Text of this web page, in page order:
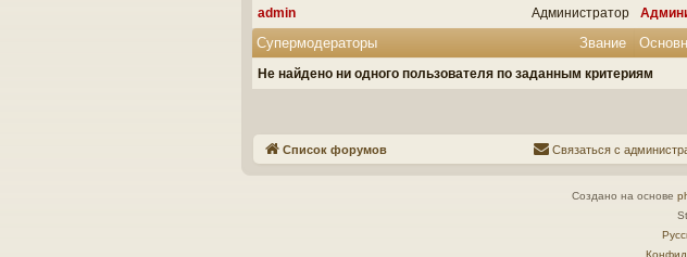
Администратор
admin
Звание
Супермодераторы
Не найдено ни одного пользователя по заданным критериям
Список форумов Связаться с
Создано на основе